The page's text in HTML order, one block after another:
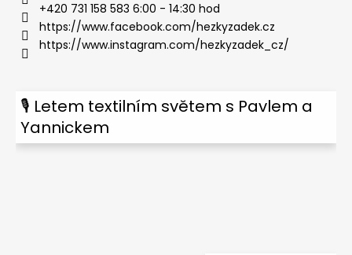
+420 731 158 583 6:00 - 14:30 hod
https://www.facebook.com/hezkyzadek.cz
https://www.instagram.com/hezkyzadek_cz/
🎙 Letem textilním světem s Pavlem a
Yannickem